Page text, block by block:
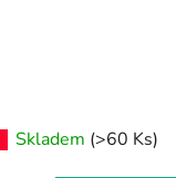
Skladem (>60 Ks)